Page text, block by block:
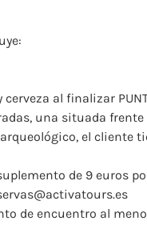
al finalizar
una situada
el cliente
de 9 euros
de encuentro al